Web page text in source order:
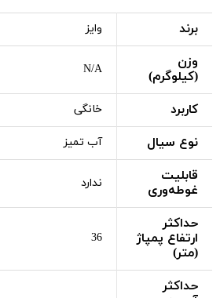
برند وایز
وزن
(کیلوگرم)
N/A
کاربرد خانگی
نوع سیال آب تمیز
قابلیت
غوطه‌وری
ندارد
حداکثر
ارتفاع پمپاژ
(متر)
36
حداکثر